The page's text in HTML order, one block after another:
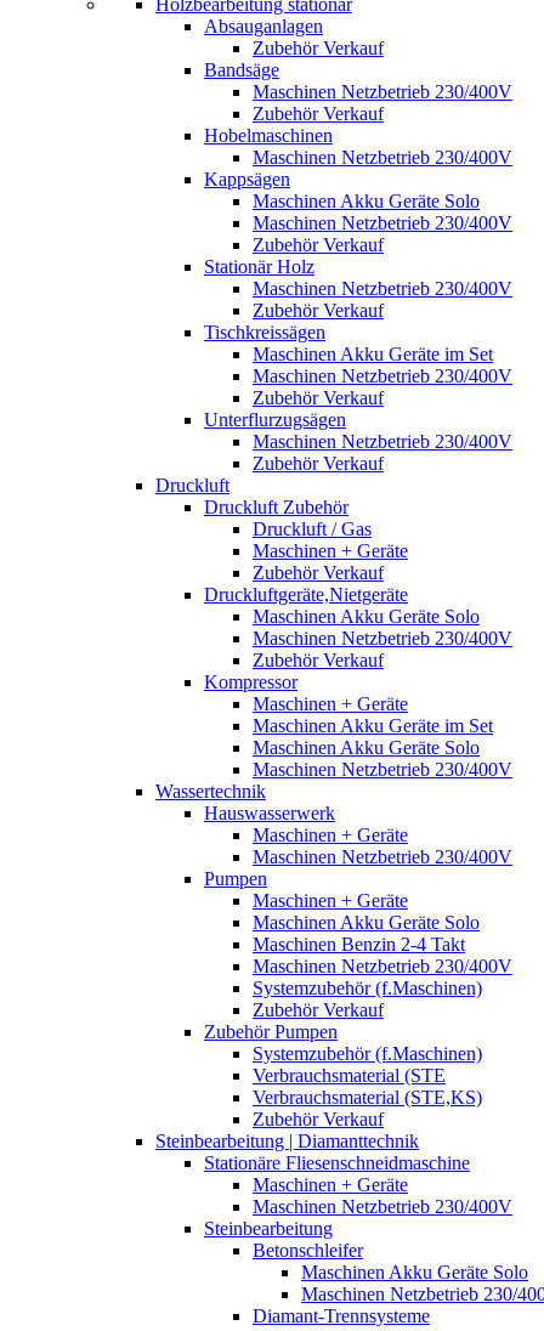
Holzbearbeitung stationär
Absauganlagen
Zubehör Verkauf
Bandsäge
Maschinen Netzbetrieb 230/400V
Zubehör Verkauf
Hobelmaschinen
Maschinen Netzbetrieb 230/400V
Kappsägen
Maschinen Akku Geräte Solo
Maschinen Netzbetrieb 230/400V
Zubehör Verkauf
Stationär Holz
Maschinen Netzbetrieb 230/400V
Zubehör Verkauf
Tischkreissägen
Maschinen Akku Geräte im Set
Maschinen Netzbetrieb 230/400V
Zubehör Verkauf
Unterflurzugsägen
Maschinen Netzbetrieb 230/400V
Zubehör Verkauf
Druckluft
Druckluft Zubehör
Druckluft / Gas
Maschinen + Geräte
Zubehör Verkauf
Druckluftgeräte,Nietgeräte
Maschinen Akku Geräte Solo
Maschinen Netzbetrieb 230/400V
Zubehör Verkauf
Kompressor
Maschinen + Geräte
Maschinen Akku Geräte im Set
Maschinen Akku Geräte Solo
Maschinen Netzbetrieb 230/400V
Wassertechnik
Hauswasserwerk
Maschinen + Geräte
Maschinen Netzbetrieb 230/400V
Pumpen
Maschinen + Geräte
Maschinen Akku Geräte Solo
Maschinen Benzin 2-4 Takt
Maschinen Netzbetrieb 230/400V
Systemzubehör (f.Maschinen)
Zubehör Verkauf
Zubehör Pumpen
Systemzubehör (f.Maschinen)
Verbrauchsmaterial (STE
Verbrauchsmaterial (STE,KS)
Zubehör Verkauf
Steinbearbeitung | Diamanttechnik
Stationäre Fliesenschneidmaschine
Maschinen + Geräte
Maschinen Netzbetrieb 230/400V
Steinbearbeitung
Betonschleifer
Maschinen Akku Geräte Solo
Maschinen Netzbetrieb 230/
Diamant-Trennsysteme